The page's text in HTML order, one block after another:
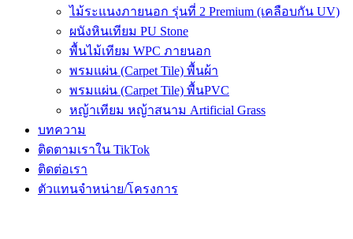
ไม้ระแนงภายนอก รุ่นที่ 2 Premium (เคลือบกัน UV)
ผนังหินเทียม PU Stone
พื้นไม้เทียม WPC ภายนอก
พรมแผ่น (Carpet Tile) พื้นผ้า
พรมแผ่น (Carpet Tile) พื้นPVC
หญ้าเทียม หญ้าสนาม Artificial Grass
บทความ
ติดตามเราใน TikTok
ติดต่อเรา
ตัวแทนจำหน่าย/โครงการ